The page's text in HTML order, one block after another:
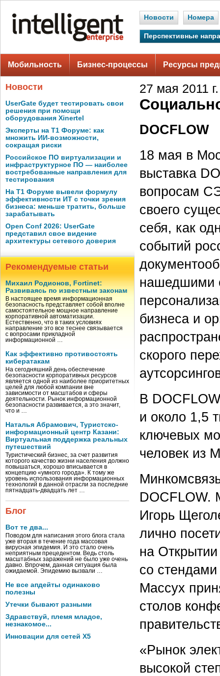
Новости Номера
Перспективные
Мобильность Бизнес-процессы Ресурсы
Новости
UserGate будет тестировать свои
решения при помощи
оборудования Xinertel
Эксперты на Т1 Форуме: как
множить ИИ-возможности,
сокращая риски
Российское ПО виртуализации и
инфраструктурное ПО — наиболее
востребованные направления для
тестирования
На Т1 Форуме вывели формулу
эффективности ИТ с точки зрения
бизнеса: меньше тратить, больше
зарабатывать
Open Conf 2026: UserGate
представил свое видение
архитектуры сетевого доверия
Рекомендуемые статьи
Михаил Родионов, Fortinet:
Развиваясь по известным законам
В настоящее время информационная
безопасность представляет собой вполне
самостоятельное мощное направление
корпоративной автоматизации.
Естественно, что в таких условиях
направление это все теснее связывается
с вопросами прикладной
информационной …
Как эффективно противостоять
кибератакам
На сегодняшний день обеспечение
безопасности корпоративных ресурсов
является одной из наиболее приоритетных
целей для любой компании вне
зависимости от масштабов и сферы
деятельности. Рынок информационной
безопасности развивается, а это значит,
что и …
Наталья Абрамович, Туристско-
информационный центр Казани:
Виртуальная поддержка реальных
путешествий
Туристический бизнес, за счет развития
которого качество жизни населения должно
повышаться, хорошо вписывается в
концепцию «умного города». К тому же
уровень использования информационных
технологий в данной отрасли за последние
пятнадцать-двадцать лет …
Блог
Вот те два...
Поводом для написания этого блога стала
уже вторая в течение года массовая
вирусная эпидемия. И это стало очень
неприятным прецедентом. Ведь столь
масштабных заражений не было уже очень
давно. Впрочем, данная ситуация была
ожидаемой. Эпидемию вызвали …
Не все апдейты одинаково
полезны
Утечки бывают разными
Здравствуй, племя младое,
незнакомое...
Инновации для сетей X5
27 мая 2011 г.
DOCFLOW
18 мая в
выставка
вопросам
своего
себя, как
событий
нашедшими
бизнеса и
скорого
В
и около 1,5
ключевых
человек из
DOCFLOW.
Игорь
лично
на
со
Массух
столов
«Рынок
высокой